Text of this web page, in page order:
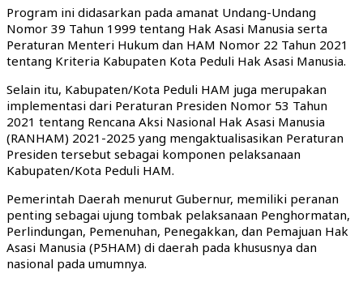
Program ini didasarkan pada amanat Undang-Undang
Nomor 39 Tahun 1999 tentang Hak Asasi Manusia serta
Peraturan Menteri Hukum dan HAM Nomor 22 Tahun 2021
tentang Kriteria Kabupaten Kota Peduli Hak Asasi Manusia.
Selain itu, Kabupaten/Kota Peduli HAM juga merupakan
implementasi dari Peraturan Presiden Nomor 53 Tahun
2021 tentang Rencana Aksi Nasional Hak Asasi Manusia
(RANHAM) 2021-2025 yang mengaktualisasikan Peraturan
Presiden tersebut sebagai komponen pelaksanaan
Kabupaten/Kota Peduli HAM.
Pemerintah Daerah menurut Gubernur, memiliki peranan
penting sebagai ujung tombak pelaksanaan Penghormatan,
Perlindungan, Pemenuhan, Penegakkan, dan Pemajuan Hak
Asasi Manusia (P5HAM) di daerah pada khususnya dan
nasional pada umumnya.